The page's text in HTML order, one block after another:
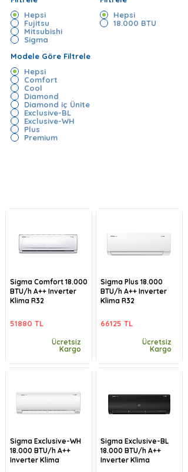
Hepsi
Fujitsu
Mitsubishi
Sigma
Hepsi
18.000 BTU
Modele Göre Filtrele
Hepsi
Comfort
Cool
Diamond
Diamond iç Ünite
Exclusive-BL
Exclusive-WH
Plus
Premium
Sigma Comfort 18.000
BTU/h A++ Inverter
Klima R32
51880 TL
Ücretsiz
Kargo
Sigma Exclusive-WH
18.000 BTU/h A++
Inverter Klima
Sigma Plus 18.000
BTU/h A++ Inverter
Klima R32
66125 TL
Ücretsiz
Kargo
Sigma Exclusive-BL
18.000 BTU/h A++
Inverter Klima